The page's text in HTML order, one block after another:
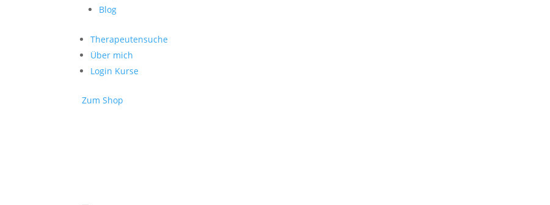
Blog
Therapeutensuche
Über mich
Login Kurse
Zum Shop